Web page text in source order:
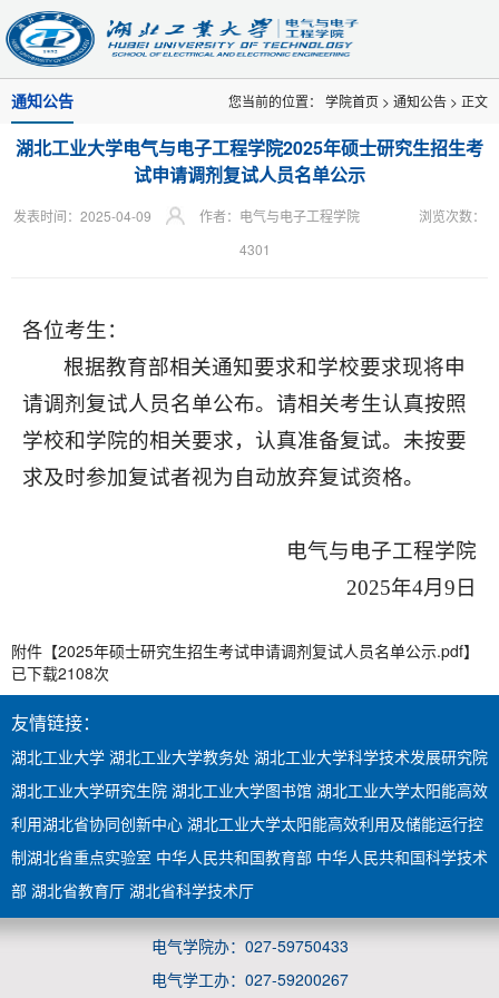
通知公告 您当前的位置： 学院首页 > 通知公告 > 正文
湖北工业大学电气与电子工程学院2025年硕士研究生招生考
试申请调剂复试人员名单公示
发表时间：2025-04-09 作者：电气与电子工程学院
浏览次数：
4301
各位考生：
根据教育部相关通知要求和学校要求现将申
请调剂复试人员名单公布。请相关考生认真按照
学校和学院的相关要求，认真准备复试。未按要
求及时参加复试者视为自动放弃复试资格。
电气与电子工程学院
2025年4月9日
附件【2025年硕士研究生招生考试申请调剂复试人员名单公示.pdf】
已下载2108次
友情链接：
湖北工业大学 湖北工业大学教务处 湖北工业大学科学技术发展研究院
湖北工业大学研究生院 湖北工业大学图书馆 湖北工业大学太阳能高效
利用湖北省协同创新中心 湖北工业大学太阳能高效利用及储能运行控
制湖北省重点实验室 中华人民共和国教育部 中华人民共和国科学技术
部 湖北省教育厅 湖北省科学技术厅
电气学院办：027-59750433
电气学工办：027-59200267